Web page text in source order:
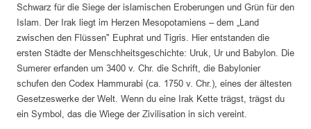
Schwarz für die Siege der islamischen Eroberungen und Grün für den
Islam. Der Irak liegt im Herzen Mesopotamiens – dem „Land
zwischen den Flüssen" Euphrat und Tigris. Hier entstanden die
ersten Städte der Menschheitsgeschichte: Uruk, Ur und Babylon. Die
Sumerer erfanden um 3400 v. Chr. die Schrift, die Babylonier
schufen den Codex Hammurabi (ca. 1750 v. Chr.), eines der ältesten
Gesetzeswerke der Welt. Wenn du eine Irak Kette trägst, trägst du
ein Symbol, das die Wiege der Zivilisation in sich vereint.